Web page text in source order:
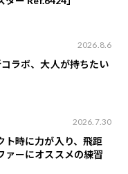
2026.8.6
ラボ、大人が持ちたい
2026.7.30
ト時に力が入り、飛距
ァーにオススメの練習